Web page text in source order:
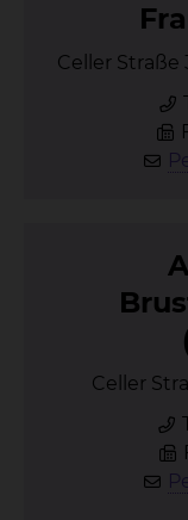
Celler Straße
Celler